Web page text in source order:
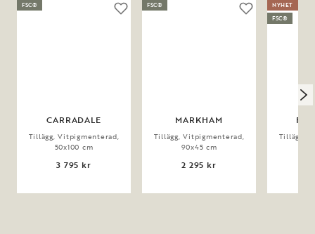
CARRADALE
Tillägg, Vitpigmenterad,
50x100 cm
3 795 kr
FSC®
MARKHAM
Tillägg, Vitpigmenterad,
90x45 cm
2 295 kr
FSC®
Tillägg,
NYHET
FSC®